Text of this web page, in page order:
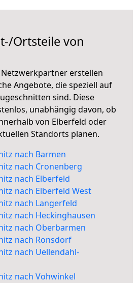
Ortsteile von
erstellen
Angebote, die speziell auf
sind. Diese
unabhängig davon, ob
von Elberfeld oder
Standorts planen.
nach Barmen
nach Cronenberg
nach Elberfeld
nach Elberfeld West
nach Langerfeld
nach Heckinghausen
nach Oberbarmen
nach Ronsdorf
nach Uellendahl-
nach Vohwinkel